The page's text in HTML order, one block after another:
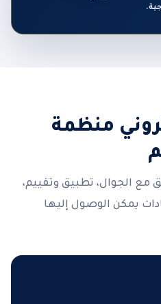
منظمة
الجوال، تطبيق وتقييم،
يمكن الوصول إليها